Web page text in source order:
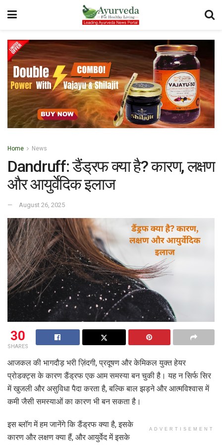
Home News
Dandruff: डैंड्रफ क्या है? कारण, लक्षण
और आयुर्वेदिक इलाज
August 26, 2025
30
SHARES
आजकल की भागदौड़ भरी ज़िंदगी, प्रदूषण और केमिकल युक्त हेयर
प्रोडक्ट्स के कारण डैंड्रफ एक आम समस्या बन चुकी है। यह न सिर्फ सिर
में खुजली और असुविधा पैदा करता है, बल्कि बाल झड़ने और आत्मविश्वास में
कमी जैसी समस्याओं का कारण भी बन सकता है।
ADVERTISEMENT
इस ब्लॉग में हम जानेंगे कि डैंड्रफ क्या है, इसके
कारण और लक्षण क्या हैं, और आयुर्वेद में इसके